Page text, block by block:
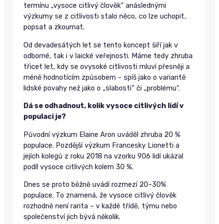
termínu „vysoce citlivý člověk“ anáslednými
výzkumy se z citlivosti stalo něco, co lze uchopit,
popsat a zkoumat.
Od devadesátých let se tento koncept šíří jak v
odborné, tak i v laické veřejnosti. Máme tedy zhruba
třicet let, kdy se ovysoké citlivosti mluví přesněji a
méně hodnotícím způsobem – spíš jako o variantě
lidské povahy než jako o „slabosti“ či „problému“.
Dá se odhadnout, kolik vysoce citlivých lidí v
populaci je?
Původní výzkum Elaine Aron uváděl zhruba 20 %
populace. Pozdější výzkum Francesky Lionetti a
jejích kolegů z roku 2018 na vzorku 906 lidí ukázal
podíl vysoce citlivých kolem 30 %.
Dnes se proto běžně uvádí rozmezí 20–30%
populace. To znamená, že vysoce citlivý člověk
rozhodně není rarita – v každé třídě, týmu nebo
společenství jich bývá několik.